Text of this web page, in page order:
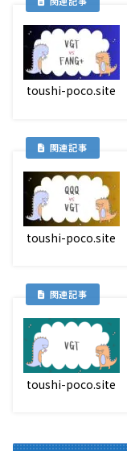
toushi-poco.site
toushi-poco.site
toushi-poco.site